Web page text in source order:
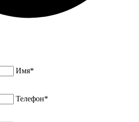
Имя*
Телефон*